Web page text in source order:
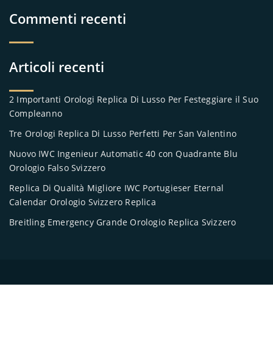
Commenti recenti
Articoli recenti
2 Importanti Orologi Replica Di Lusso Per Festeggiare il Suo
Compleanno
Tre Orologi Replica Di Lusso Perfetti Per San Valentino
Nuovo IWC Ingenieur Automatic 40 con Quadrante Blu
Orologio Falso Svizzero
Replica Di Qualità Migliore IWC Portugieser Eternal
Calendar Orologio Svizzero Replica
Breitling Emergency Grande Orologio Replica Svizzero